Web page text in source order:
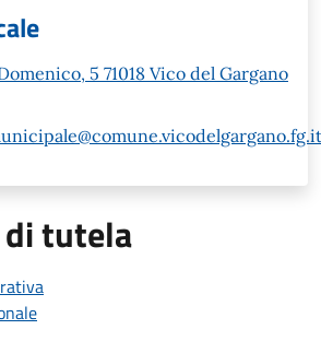
5 71018 Vico del Gargano
tutela